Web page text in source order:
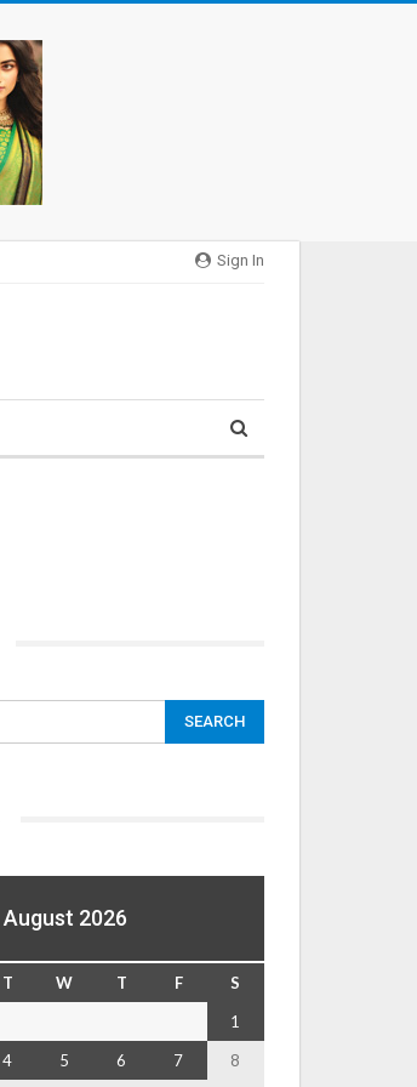
Sign In
August 2026
T W T F
S
1
4 5 6 7 8